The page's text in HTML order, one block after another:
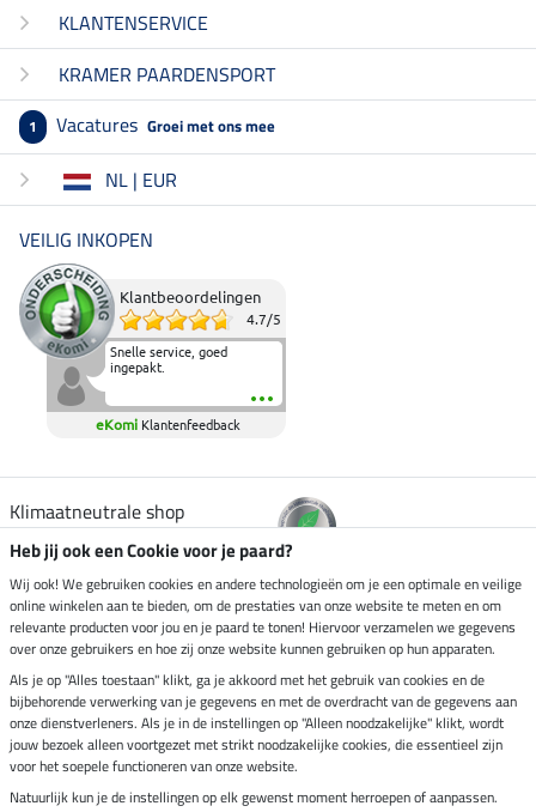
KLANTENSERVICE
KRAMER PAARDENSPORT
1 Vacatures Groei met ons mee
NL | EUR
VEILIG INKOPEN
Klantbeoordelingen
4.7/5
Snelle service, goed
ingepakt.
eKomi Klantenfeedback
Klimaatneutrale shop
Verzending per
Veilig betalen met
Impressum
Heb jij ook een Cookie voor je paard?
Wij ook! We gebruiken cookies en andere technologieën om je een optimale en veilige
online winkelen aan te bieden, om de prestaties van onze website te meten en om
relevante producten voor jou en je paard te tonen! Hiervoor verzamelen we gegevens
over onze gebruikers en hoe zij onze website kunnen gebruiken op hun apparaten.
Als je op "Alles toestaan" klikt, ga je akkoord met het gebruik van cookies en de
bijbehorende verwerking van je gegevens en met de overdracht van de gegevens aan
onze dienstverleners. Als je in de instellingen op "Alleen noodzakelijke" klikt, wordt
jouw bezoek alleen voortgezet met strikt noodzakelijke cookies, die essentieel zijn
voor het soepele functioneren van onze website.
Natuurlijk kun je de instellingen op elk gewenst moment herroepen of aanpassen.